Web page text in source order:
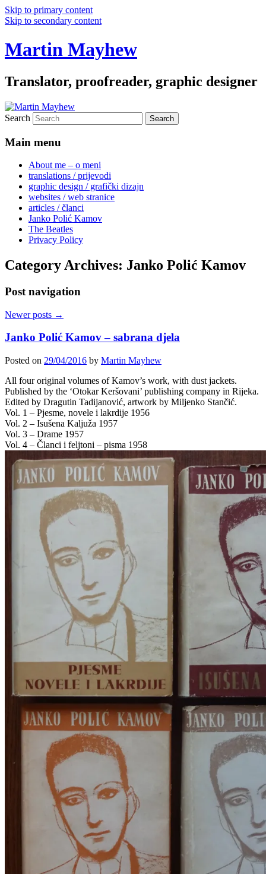
Skip to primary content
Skip to secondary content
Martin Mayhew
Translator, proofreader, graphic designer
Search
Main menu
About me – o meni
translations / prijevodi
graphic design / grafički dizajn
websites / web stranice
articles / članci
Janko Polić Kamov
The Beatles
Privacy Policy
Category Archives: Janko Polić Kamov
Post navigation
Newer posts →
Janko Polić Kamov – sabrana djela
Posted on 29/04/2016 by Martin Mayhew
All four original volumes of Kamov’s work, with dust jackets.
Published by the ‘Otokar Keršovani’ publishing company in Rijeka.
Edited by Dragutin Tadijanović, artwork by Miljenko Stančić.
Vol. 1 – Pjesme, novele i lakrdije 1956
Vol. 2 – Isušena Kaljuža 1957
Vol. 3 – Drame 1957
Vol. 4 – Članci i feljtoni – pisma 1958